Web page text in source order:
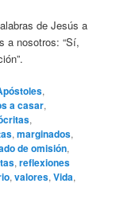
de Jesús a
a nosotros: “Sí,
,
a casar,
,
,marginados,
de omisión,
,reflexiones
,valores,Vida,